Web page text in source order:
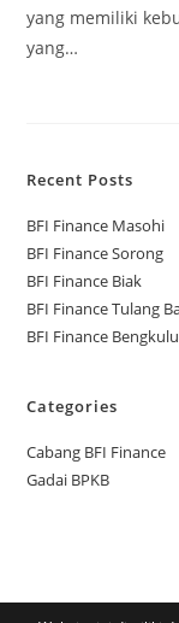
yang memiliki
yang…
Recent Posts
BFI Finance Masohi
BFI Finance Sorong
BFI Finance Biak
BFI Finance Tulang
BFI Finance Bengkulu
Categories
Cabang BFI Finance
Gadai BPKB